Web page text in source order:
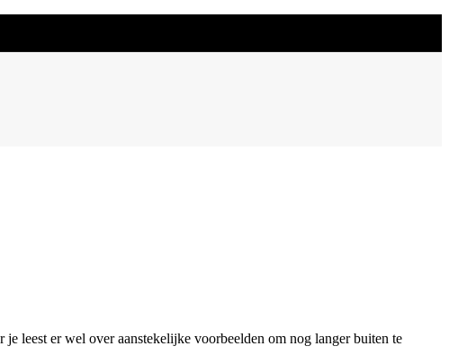
leest er wel over aanstekelijke voorbeelden om nog langer buiten te